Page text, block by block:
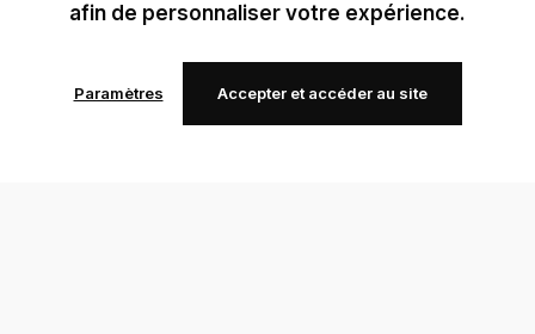
afin de personnaliser votre expérience.
Paramètres Accepter et accéder au site